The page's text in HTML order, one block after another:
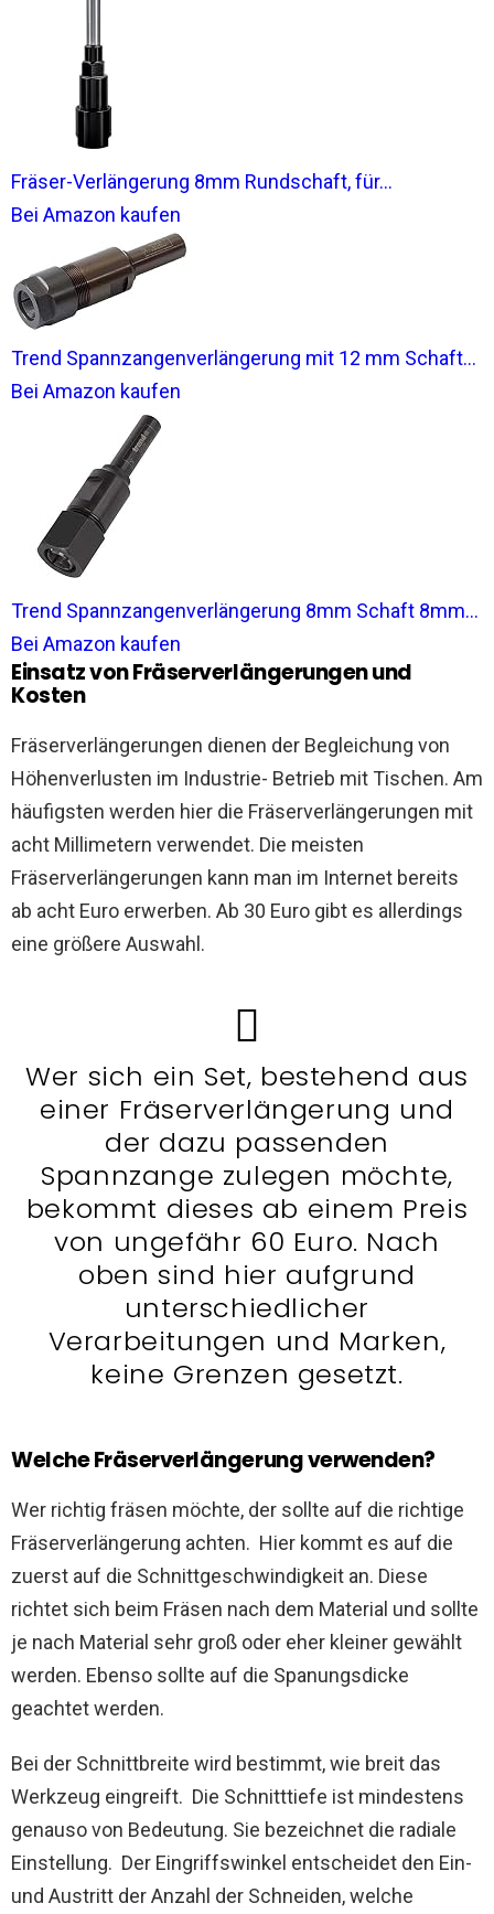
Fräser-Verlängerung 8mm Rundschaft, für...
Bei Amazon kaufen
Trend Spannzangenverlängerung mit 12 mm Schaft...
Bei Amazon kaufen
Trend Spannzangenverlängerung 8mm Schaft 8mm...
Bei Amazon kaufen
Einsatz von Fräserverlängerungen und
Kosten
Fräserverlängerungen dienen der Begleichung von
Höhenverlusten im Industrie- Betrieb mit Tischen. Am
häufigsten werden hier die Fräserverlängerungen mit
acht Millimetern verwendet. Die meisten
Fräserverlängerungen kann man im Internet bereits
ab acht Euro erwerben. Ab 30 Euro gibt es allerdings
eine größere Auswahl.
Wer sich ein Set, bestehend aus
einer Fräserverlängerung und
der dazu passenden
Spannzange zulegen möchte,
bekommt dieses ab einem Preis
von ungefähr 60 Euro. Nach
oben sind hier aufgrund
unterschiedlicher
Verarbeitungen und Marken,
keine Grenzen gesetzt.
Welche Fräserverlängerung verwenden?
Wer richtig fräsen möchte, der sollte auf die richtige
Fräserverlängerung achten. Hier kommt es auf die
zuerst auf die Schnittgeschwindigkeit an. Diese
richtet sich beim Fräsen nach dem Material und sollte
je nach Material sehr groß oder eher kleiner gewählt
werden. Ebenso sollte auf die Spanungsdicke
geachtet werden.
Bei der Schnittbreite wird bestimmt, wie breit das
Werkzeug eingreift. Die Schnitttiefe ist mindestens
genauso von Bedeutung. Sie bezeichnet die radiale
Einstellung. Der Eingriffswinkel entscheidet den Ein-
und Austritt der Anzahl der Schneiden, welche